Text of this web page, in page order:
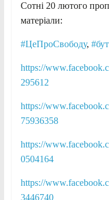
Сотні 20 лютого
матеріали:
#ЦеПроСвободу,
https://
295612
https://
75936358
https://
0504164
https://
3446740